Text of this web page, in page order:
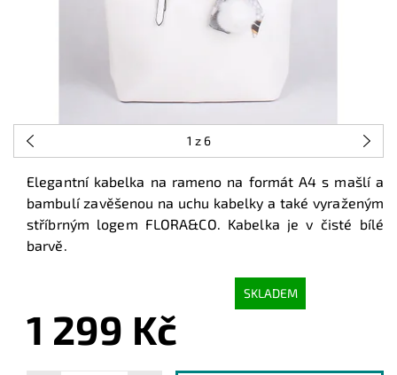
1 z 6
Elegantní kabelka na rameno na formát A4 s mašlí a
bambulí zavěšenou na uchu kabelky a také vyraženým
stříbrným logem FLORA&CO. Kabelka je v čisté bílé
barvě.
SKLADEM
1 299 Kč